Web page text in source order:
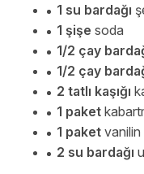
1 su bardağı
1 şişe soda
1/2 çay
1/2 çay
2 tatlı kaşığı
1 paket
1 paket vanilin
2 su bardağı